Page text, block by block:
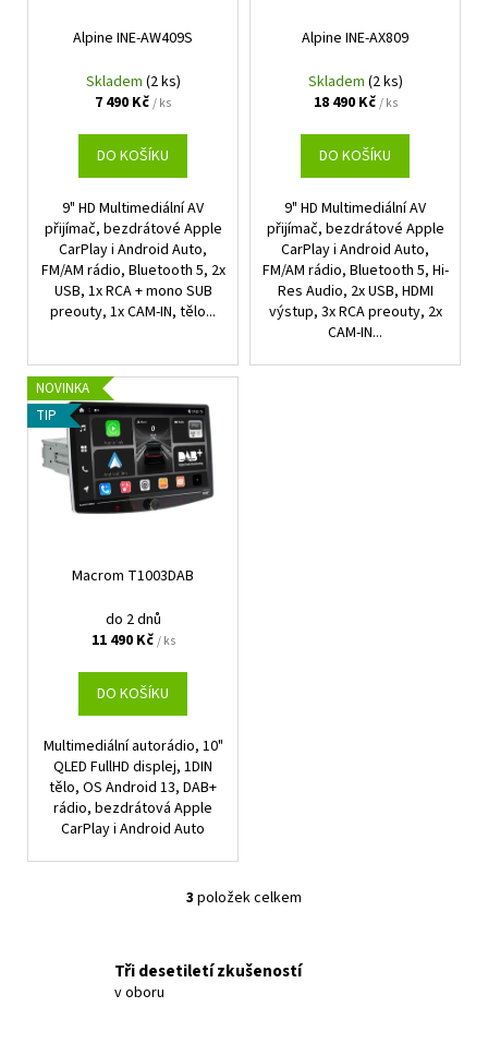
Alpine INE-AW409S
Skladem (2 ks)
7 490 Kč/ ks
DO KOŠÍKU
9" HD Multimediální AV
přijímač, bezdrátové Apple
CarPlay i Android Auto,
FM/AM rádio, Bluetooth 5, 2x
USB, 1x RCA + mono SUB
preouty, 1x CAM-IN, tělo...
Alpine INE-AX809
Skladem (2 ks)
18 490 Kč/ ks
DO KOŠÍKU
9" HD Multimediální AV
přijímač, bezdrátové Apple
CarPlay i Android Auto,
FM/AM rádio, Bluetooth 5, Hi-
Res Audio, 2x USB, HDMI
výstup, 3x RCA preouty, 2x
CAM-IN...
NOVINKA
TIP
Macrom T1003DAB
do 2 dnů
11 490 Kč/ ks
DO KOŠÍKU
Multimediální autorádio, 10"
QLED FullHD displej, 1DIN
tělo, OS Android 13, DAB+
rádio, bezdrátová Apple
CarPlay i Android Auto
O
l
á
3 položek celkem
Tři desetiletí zkušeností
v oboru